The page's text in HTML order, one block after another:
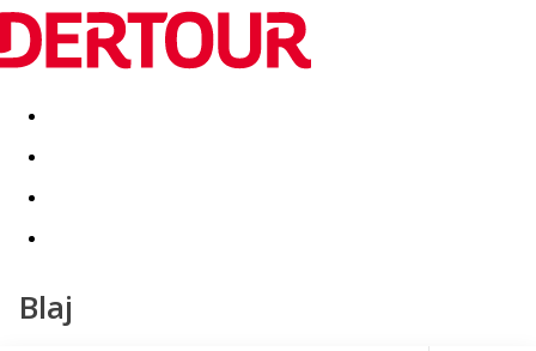
Destinatii Vacanta perfecta OFERTE DE NERATAT
Blaj